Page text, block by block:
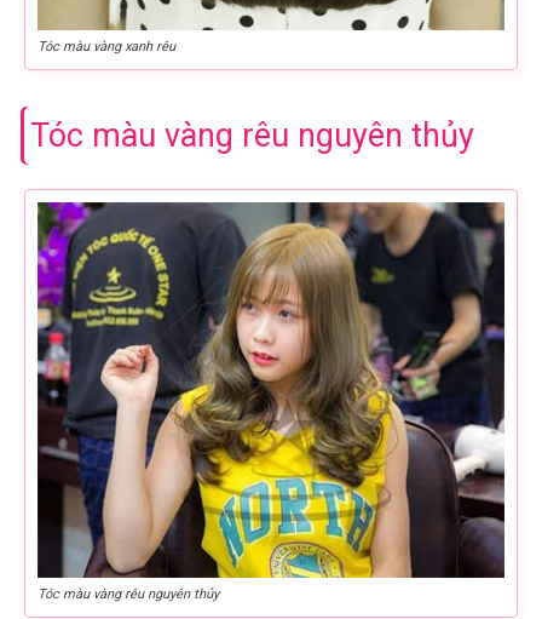
Tóc màu vàng xanh rêu
Tóc màu vàng rêu nguyên thủy
Tóc màu vàng rêu nguyên thủy